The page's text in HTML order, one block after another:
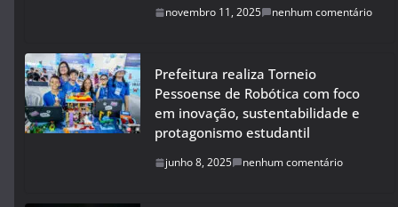
novembro 11, 2025 nenhum comentário
Prefeitura realiza Torneio
Pessoense de Robótica com foco
em inovação, sustentabilidade e
protagonismo estudantil
junho 8, 2025 nenhum comentário